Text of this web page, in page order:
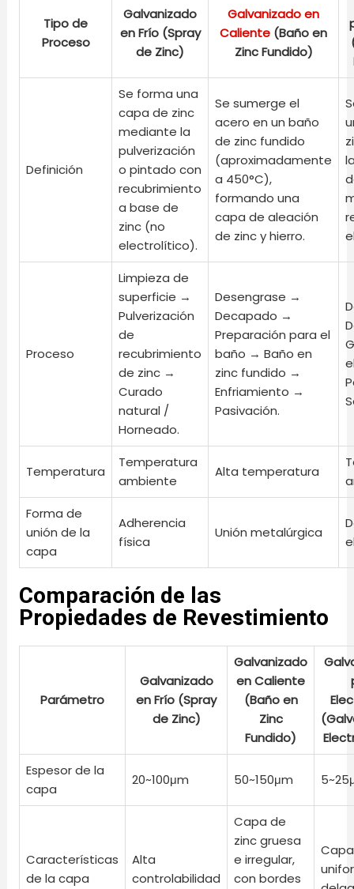
Tipo de
Proceso
Galvanizado
en Frío (Spray
de Zinc)
Galvanizado en
Caliente (Baño en
Zinc Fundido)
Definición
Se forma una
capa de zinc
mediante la
pulverización
o pintado con
recubrimiento
a base de
zinc (no
electrolítico).
Se sumerge el
acero en un baño
de zinc fundido
(aproximadamente
a 450°C),
formando una
capa de aleación
de zinc y hierro.
Proceso
Limpieza de
superficie →
Pulverización
de
recubrimiento
de zinc →
Curado
natural /
Horneado.
Desengrase →
Decapado →
Preparación para el
baño → Baño en
zinc fundido →
Enfriamiento →
Pasivación.
Temperatura
Temperatura
ambiente
Alta temperatura
Forma de
unión de la
capa
Adherencia
física
Unión metalúrgica
Comparación de las
Propiedades de Revestimiento
Parámetro
Galvanizado
en Frío (Spray
de Zinc)
Galvanizado
en Caliente
(Baño en
Zinc
Fundido)
Espesor de la
capa
20~100μm 50~150μm
Características
de la capa
Alta
controlabilidad
Capa de
zinc gruesa
e irregular,
con bordes
Capa